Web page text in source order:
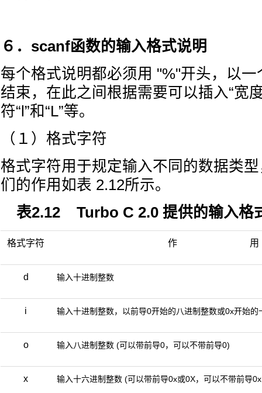
６．scanf函数的输入格式说明
每个格式说明都必须用 "%"开头，以
结束，在此之间根据需要可以插入“宽
符“l”和“L”等。
（１）格式字符
格式字符用于规定输入不同的数据类
们的作用如表 2.12所示。
表2.12 Turbo C 2.0 提供的输入格
格式字符 作 用
d 输入十进制整数
i 输入十进制整数，以前导0开始的八进制整数或0x开始的
o 输入八进制整数 (可以带前导0，可以不带前导0)
x 输入十六进制整数 (可以带前导0x或0X，可以不带前导